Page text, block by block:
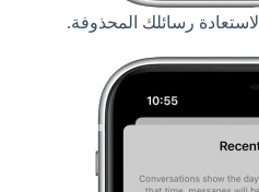
لاستعادة رسائلك المحذوفة.